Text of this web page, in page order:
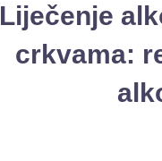
Liječenje
crkvama: